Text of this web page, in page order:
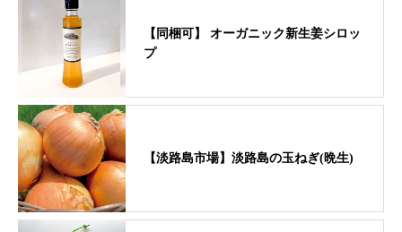
【同梱可】 オーガニック新生姜シロッ
プ
【淡路島市場】淡路島の玉ねぎ(晩生)